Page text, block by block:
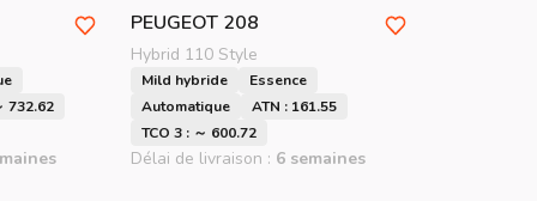
732.62
PEUGEOT 208
Hybrid 110 Style
Mild hybride
Essence
Automatique
ATN : 161.55
TCO 3 : ～ 600.72
Délai de livraison : 6 semaines